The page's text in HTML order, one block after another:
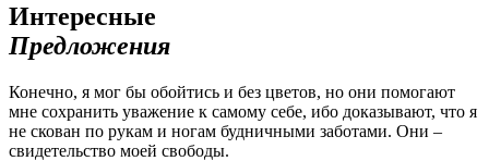
Интересные
Предложения
Конечно, я мог бы обойтись и без цветов, но они помогают
мне сохранить уважение к самому себе, ибо доказывают, что я
не скован по рукам и ногам будничными заботами. Они –
свидетельство моей свободы.